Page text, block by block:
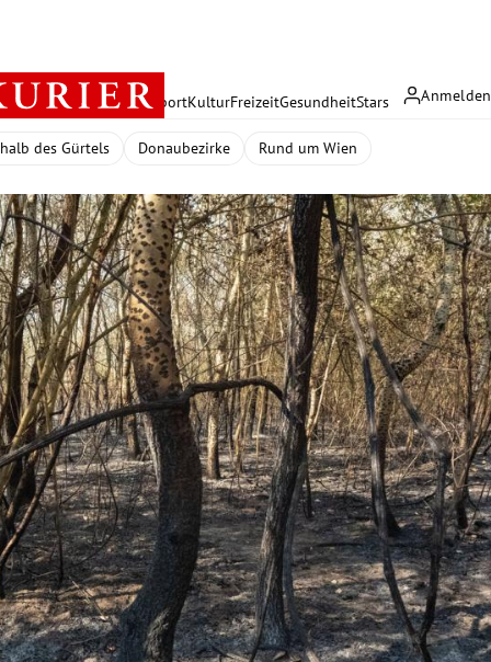
Anmelden
PolitikWirtschaft SportKulturFreizeitGesundheitStars
des Gürtels Donaubezirke Rund um Wien